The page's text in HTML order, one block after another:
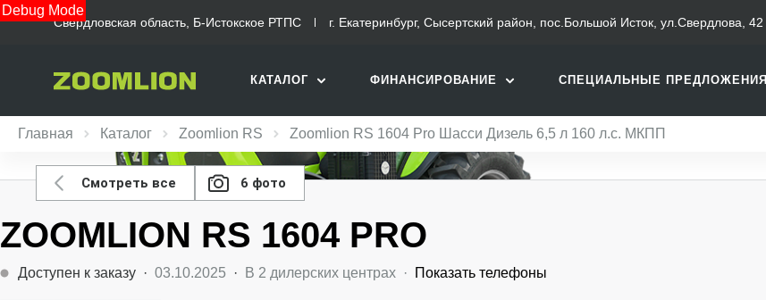
Debug Mode
Свердловская область, Б-Истокское РТПС г. Екатеринбург, Сысертский район, пос.Большой Исток, ул.Свердлова, 42
КАТАЛОГ ФИНАНСИРОВАНИЕ СПЕЦИАЛЬНЫЕ ПРЕДЛОЖЕНИЯ
Главная Каталог Zoomlion RS Zoomlion RS 1604 Pro Шасси Дизель 6,5 л 160 л.с. МКПП
Смотреть все 6 фото
ZOOMLION RS 1604 PRO
Доступен к заказу · 03.10.2025 · В 2 дилерских центрах · Показать телефоны